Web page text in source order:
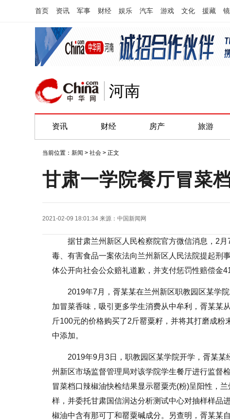
首页 资讯 军事 财经 娱乐 汽车 游戏 文化 援藏
河南
资讯 财经 房产 旅游
当前位置： 新闻 > 社会 > 正文
甘肃一学院餐厅冒菜
2021-02-09 18:01:34 来源： 中国新闻网
据甘肃兰州新区人民检察院官方微信消息，2
毒、有害食品一案依法向兰州新区人民法院提起刑
体公开向社会公众赔礼道歉，并支付惩罚性赔偿金
2019年7月，胥某某在兰州新区职教园区某学
加冒菜香味，吸引更多学生消费从中牟利，胥某某
斤100元的价格购买了2斤罂粟籽，并将其打磨成
中添加。
2019年9月3日，职教园区某学院开学，胥某某
州新区市场监督管理局对该学院学生餐厅进行监督
冒菜档口辣椒油快检结果显示罂粟壳(粉)呈阳性，
样，并委托甘肃国信润达分析测试中心对抽样样品
椒油中含有那可丁和罂粟碱成分。另查明，胥某某